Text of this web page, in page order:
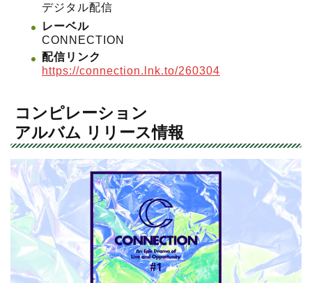
デジタル配信
レーベル
CONNECTION
配信リンク
https://connection.lnk.to/260304
コンピレーション
アルバム リリース情報